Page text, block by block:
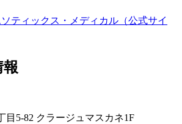
ティックス・メディカル（公式サイ
報
目5-82 クラージュマスカネ1F